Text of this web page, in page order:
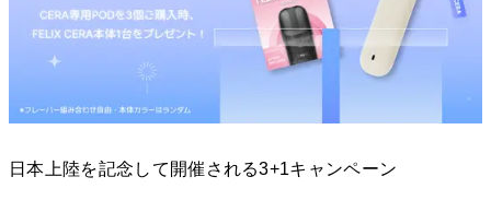
日本上陸を記念して開催される3+1キャンペーン